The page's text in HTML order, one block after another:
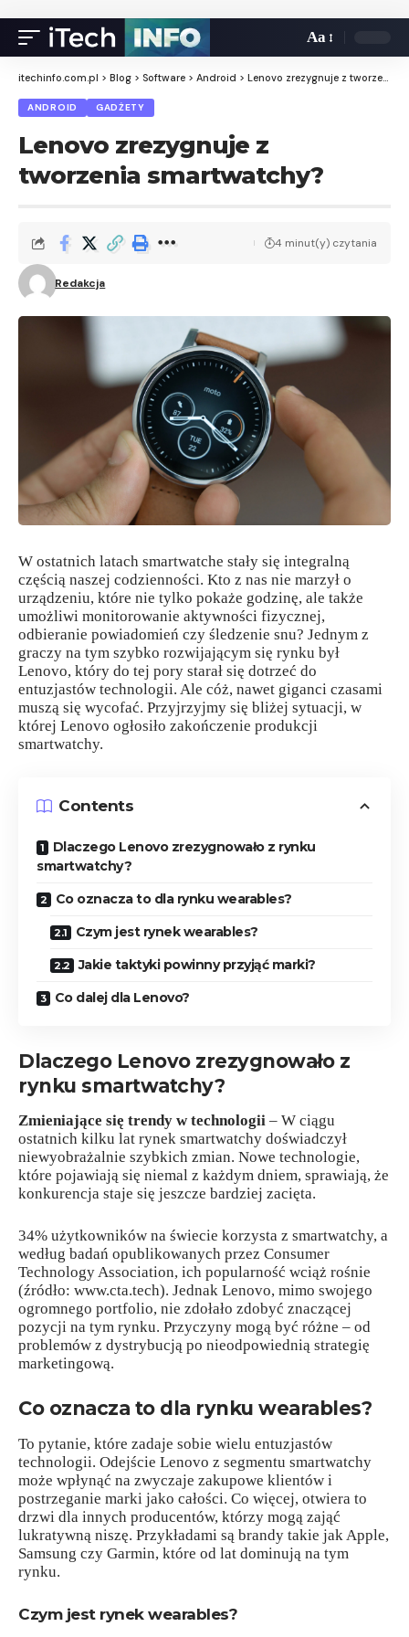
Aa
itechinfo.com.pl > Blog > Software > Android > Lenovo zrezygnuje z tworzenia smartwatchy?
ANDROID GADŻETY
Lenovo zrezygnuje z
tworzenia smartwatchy?
Redakcja
4 minut(y) czytania
W ostatnich latach smartwatche stały się integralną
częścią naszej codzienności. Kto z nas nie marzył o
urządzeniu, które nie tylko pokaże godzinę, ale także
umożliwi monitorowanie aktywności fizycznej,
odbieranie powiadomień czy śledzenie snu? Jednym z
graczy na tym szybko rozwijającym się rynku był
Lenovo, który do tej pory starał się dotrzeć do
entuzjastów technologii. Ale cóż, nawet giganci czasami
muszą się wycofać. Przyjrzyjmy się bliżej sytuacji, w
której Lenovo ogłosiło zakończenie produkcji
smartwatchy.
Contents
Dlaczego Lenovo zrezygnowało z rynku
smartwatchy?
Co oznacza to dla rynku wearables?
Czym jest rynek wearables?
Jakie taktyki powinny przyjąć marki?
Co dalej dla Lenovo?
Dlaczego Lenovo zrezygnowało z
rynku smartwatchy?
Zmieniające się trendy w technologii – W ciągu
ostatnich kilku lat rynek smartwatchy doświadczył
niewyobrażalnie szybkich zmian. Nowe technologie,
które pojawiają się niemal z każdym dniem, sprawiają, że
konkurencja staje się jeszcze bardziej zacięta.
34% użytkowników na świecie korzysta z smartwatchy, a
według badań opublikowanych przez Consumer
Technology Association, ich popularność wciąż rośnie
(źródło: www.cta.tech). Jednak Lenovo, mimo swojego
ogromnego portfolio, nie zdołało zdobyć znaczącej
pozycji na tym rynku. Przyczyny mogą być różne – od
problemów z dystrybucją po nieodpowiednią strategię
marketingową.
Co oznacza to dla rynku wearables?
To pytanie, które zadaje sobie wielu entuzjastów
technologii. Odejście Lenovo z segmentu smartwatchy
może wpłynąć na zwyczaje zakupowe klientów i
postrzeganie marki jako całości. Co więcej, otwiera to
drzwi dla innych producentów, którzy mogą zająć
lukratywną niszę. Przykładami są brandy takie jak Apple,
Samsung czy Garmin, które od lat dominują na tym
rynku.
Czym jest rynek wearables?